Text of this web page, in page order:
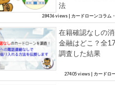
法
28436 views| カードローンコラム
在籍確認なしの
金融はどこ？全
調査した結果
27405 views| カードロ